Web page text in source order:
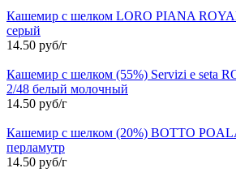
Кашемир с шелком LORO PIANA
серый
14.50 руб/г
Кашемир с шелком (55%) Servizi e seta
2/48 белый молочный
14.50 руб/г
Кашемир с шелком (20%) BOTTO
перламутр
14.50 руб/г